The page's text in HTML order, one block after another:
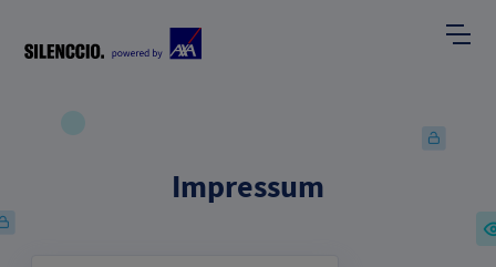
Impressum